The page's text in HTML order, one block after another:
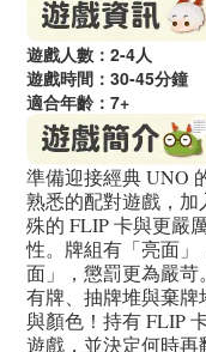
遊戲人數：2-4人
遊戲時間：30-45分鐘
適合年齡：7+
準備迎接經典 UNO
熟悉的配對遊戲，
殊的 FLIP 卡與更嚴
性。牌組有「亮面
面」，懲罰更為嚴
有牌、抽牌堆與棄
與顏色！持有 FLIP
遊戲，並決定何時